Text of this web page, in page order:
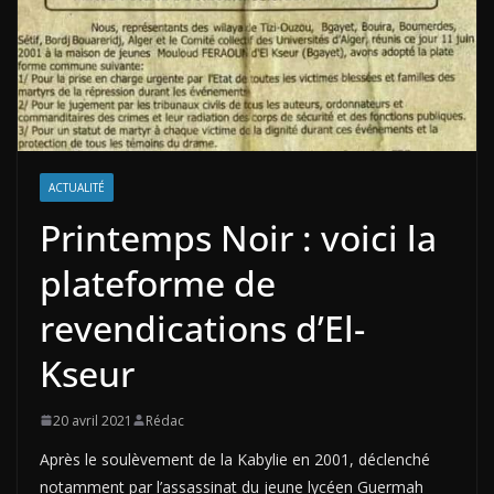
ACTUALITÉ
Printemps Noir : voici la
plateforme de
revendications d’El-
Kseur
20 avril 2021 Rédac
Après le soulèvement de la Kabylie en 2001, déclenché
notamment par l’assassinat du jeune lycéen Guermah